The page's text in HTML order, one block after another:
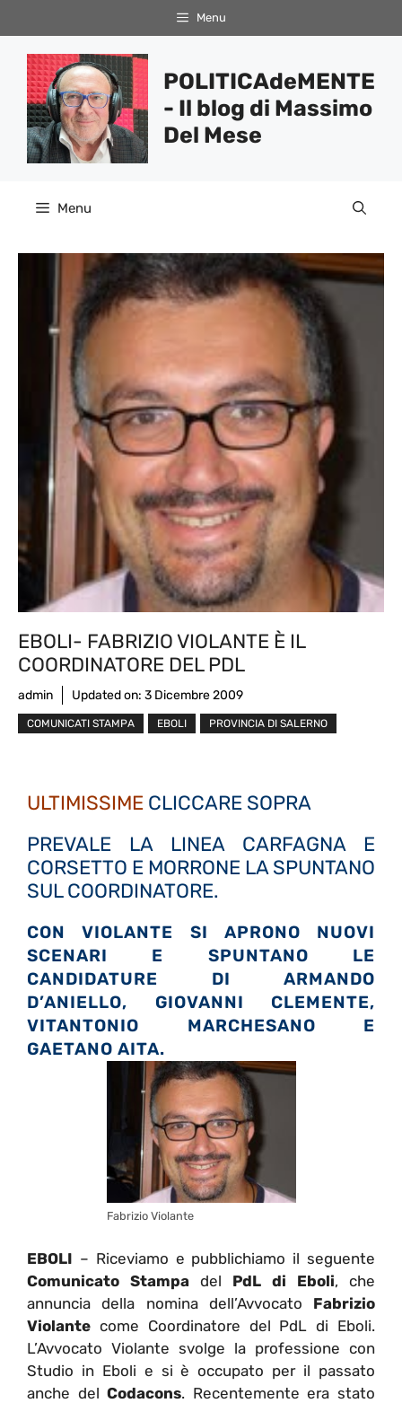
al
contenuto
Menu
POLITICAdeMENTE
- Il blog di Massimo
Del Mese
Menu
EBOLI- FABRIZIO VIOLANTE È IL
COORDINATORE DEL PDL
admin Updated on: 3 Dicembre 2009
COMUNICATI STAMPA EBOLI PROVINCIA DI SALERNO
ULTIMISSIME CLICCARE SOPRA
PREVALE LA LINEA CARFAGNA E
CORSETTO E MORRONE LA SPUNTANO
SUL COORDINATORE.
CON VIOLANTE SI APRONO NUOVI
SCENARI E SPUNTANO LE
CANDIDATURE DI ARMANDO
D’ANIELLO, GIOVANNI CLEMENTE,
VITANTONIO MARCHESANO E
GAETANO AITA.
Fabrizio Violante
EBOLI – Riceviamo e pubblichiamo il seguente
Comunicato Stampa del PdL di Eboli, che
annuncia della nomina dell’Avvocato Fabrizio
Violante come Coordinatore del PdL di Eboli.
L’Avvocato Violante svolge la professione con
Studio in Eboli e si è occupato per il passato
anche del Codacons. Recentemente era stato